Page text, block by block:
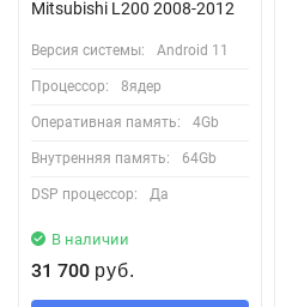
Mitsubishi L200 2008-2012
Версия системы: Android 11
Процессор: 8ядер
Оперативная память: 4Gb
Внутренняя память: 64Gb
DSP процессор: Да
В наличии
31 700 руб.